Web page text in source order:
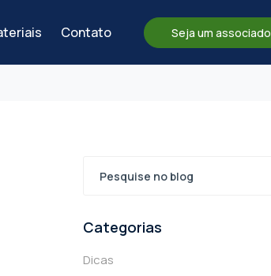
Contato Seja um associado
Categorias
Dicas